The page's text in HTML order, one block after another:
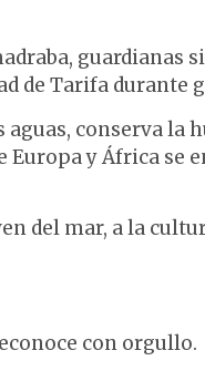
guardianas
de Tarifa durante
aguas, conserva la
Europa y África se
del mar, a la
con orgullo.